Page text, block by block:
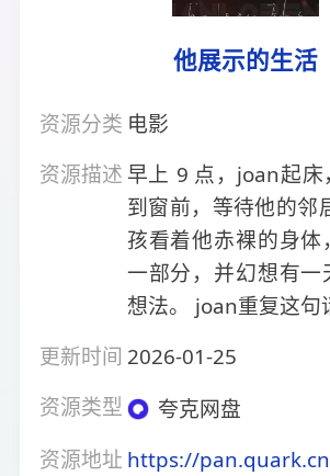
他展示的生活
资源分类 电影
资源描述早上 9 点，joan起床
到窗前，等待他的邻
孩看着他赤裸的身体
一部分，并幻想有一
想法。 joan重复这句
更新时间 2026-01-25
资源类型
夸克网盘
资源地址 https://